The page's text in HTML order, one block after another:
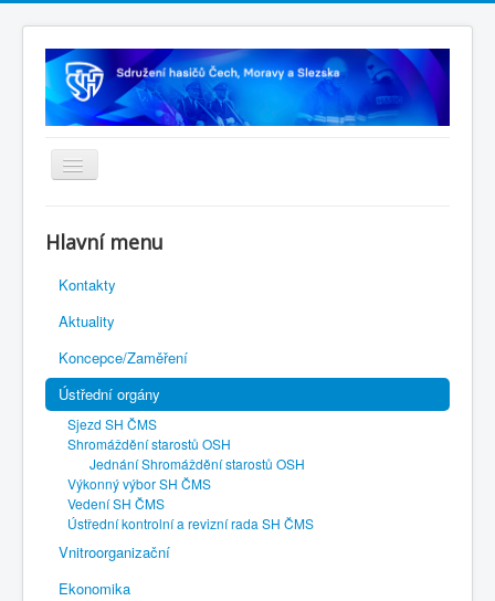
Rejstřík sportu
Novelizace Stanov SH ČMS
Plán činnosti 2026
Kalendář akcí
Výhody pro členy
Portál REDENOX
Hlavní menu
Kontakty
Aktuality
Koncepce/Zaměření
Ústřední orgány
Sjezd SH ČMS
Shromáždění starostů OSH
Jednání Shromáždění starostů OSH
Výkonný výbor SH ČMS
Vedení SH ČMS
Ústřední kontrolní a revizní rada SH ČMS
Vnitroorganizační
Ekonomika